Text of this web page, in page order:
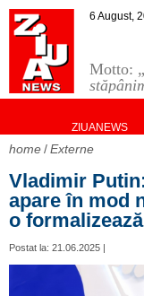
Motto:
6 August,
ZIUANEWS
home Externe
Vladimir
apare în mod
o
Postat la: 21.06.2025 |